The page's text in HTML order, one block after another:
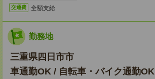
交通費 全額支給
勤務地
三重県四日市市
車通勤OK / 自転車・バイク通勤OK